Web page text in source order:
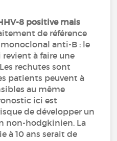
8 positive mais
de référence
anti-B : le
revient à faire une
rechutes sont
patients peuvent à
au même
ici est
de développer un
non-hodgkinien. La
à 10 ans serait de